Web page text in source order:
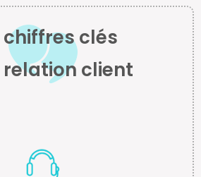
chiffres clés
relation client